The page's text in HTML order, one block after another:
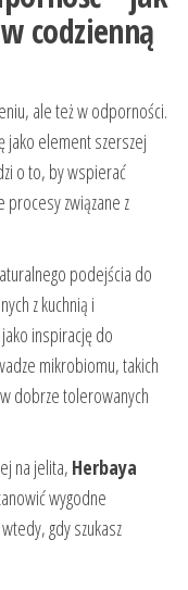
codzienną
ale też w odporności.
jako element szerszej
o to, by wspierać
związane z
podejścia do
z kuchnią i
inspirację do
mikrobiomu, takich
dobrze tolerowanych
na jelita, Herbaya
wygodne
gdy szukasz